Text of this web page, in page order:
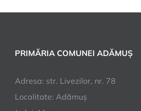
PRIMĂRIA COMUNEI ADĂMUȘ
Adresa: str. Livezilor, nr. 78
Localitate: Adămuș